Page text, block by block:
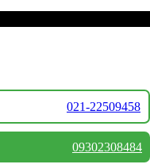
021-22509458
09302308484